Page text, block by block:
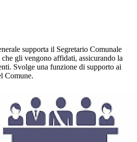
supporta il Segretario Comunale
gli vengono affidati, assicurando la
Svolge una funzione di supporto ai
Comune.